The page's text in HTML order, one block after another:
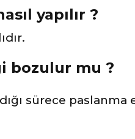
yapılır ?
bozulur mu ?
sürece